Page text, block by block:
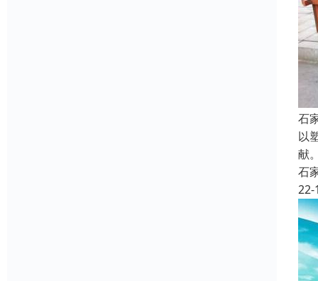
石
以
献
石
22-